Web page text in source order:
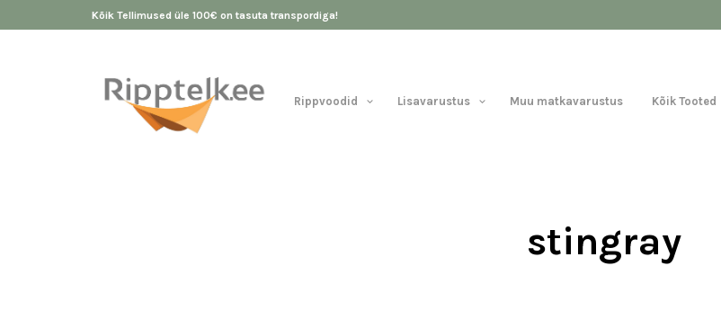
Kõik Tellimused üle 100€ on tasuta transpordiga!
Rippvoodid Lisavarustus Muu matkavarustus Kõik Tooted
stingray